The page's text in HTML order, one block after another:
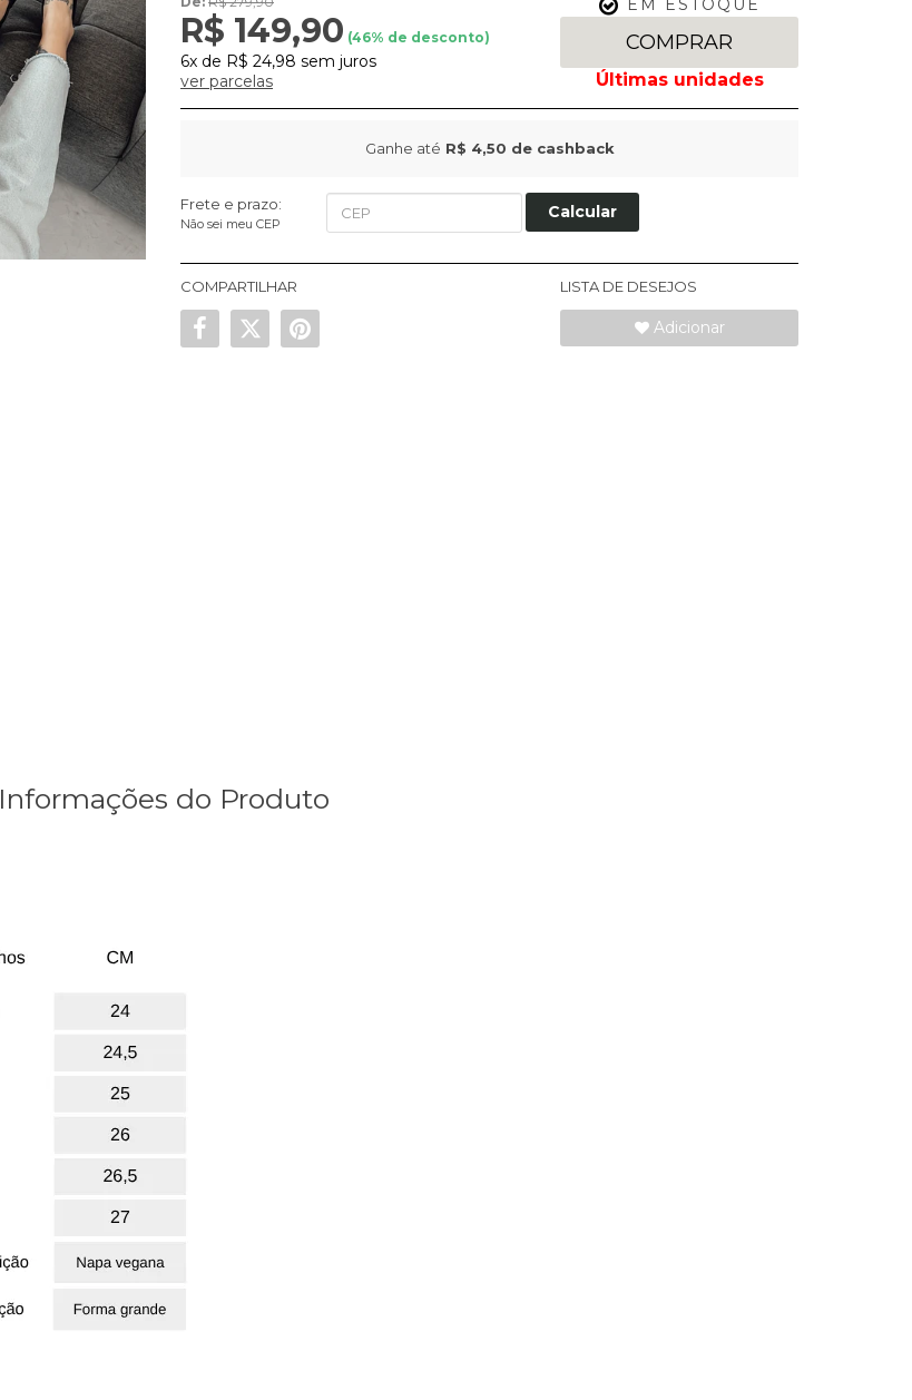
R$ 149,90 (46% de desconto)
6x de R$ 24,98 sem juros
ver parcelas
EM ESTOQUE
COMPRAR
Ganhe até R$ 4,50 de cashback
Frete e prazo:
Não sei meu CEP
Calcular
COMPARTILHAR LISTA DE DESEJOS
Adicionar
Informações do Produto